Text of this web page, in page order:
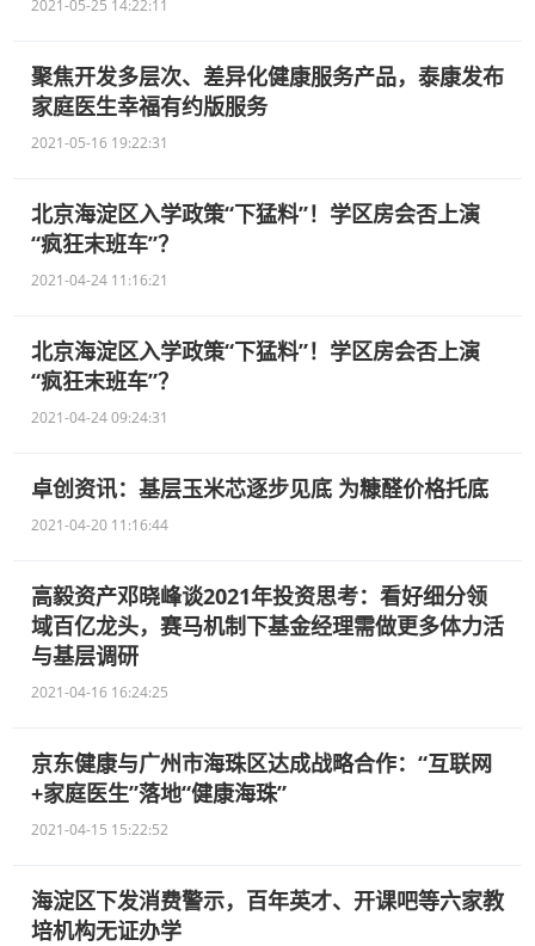
2021-05-25 14:22:11
聚焦开发多层次、差异化健康服务产品，泰康发布
家庭医生幸福有约版服务
2021-05-16 19:22:31
北京海淀区入学政策“下猛料”！学区房会否上演
“疯狂末班车”？
2021-04-24 11:16:21
北京海淀区入学政策“下猛料”！学区房会否上演
“疯狂末班车”？
2021-04-24 09:24:31
卓创资讯：基层玉米芯逐步见底 为糠醛价格托底
2021-04-20 11:16:44
高毅资产邓晓峰谈2021年投资思考：看好细分领
域百亿龙头，赛马机制下基金经理需做更多体力活
与基层调研
2021-04-16 16:24:25
京东健康与广州市海珠区达成战略合作：“互联网
+家庭医生”落地“健康海珠”
2021-04-15 15:22:52
海淀区下发消费警示，百年英才、开课吧等六家教
培机构无证办学